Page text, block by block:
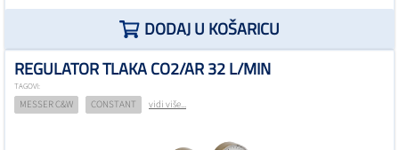
DODAJ U KOŠARICU
REGULATOR TLAKA CO2/AR 32 L/MIN
TAGOVI:
MESSER C&W CONSTANT vidi više...